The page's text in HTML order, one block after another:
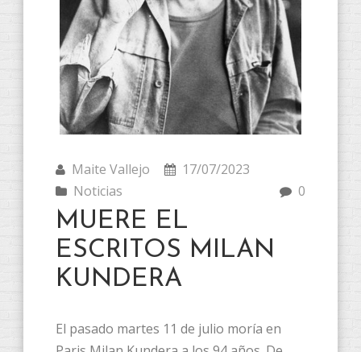
Maite Vallejo
17/07/2023
Noticias
0
MUERE EL
ESCRITOS MILAN
KUNDERA
El pasado martes 11 de julio moría en